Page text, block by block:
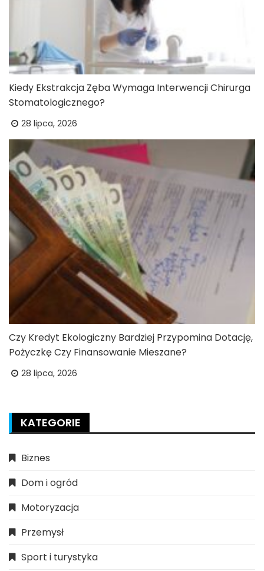
Kiedy Ekstrakcja Zęba Wymaga Interwencji Chirurga
Stomatologicznego?
28 lipca, 2026
Czy Kredyt Ekologiczny Bardziej Przypomina Dotację,
Pożyczkę Czy Finansowanie Mieszane?
28 lipca, 2026
KATEGORIE
Biznes
Dom i ogród
Motoryzacja
Przemysł
Sport i turystyka